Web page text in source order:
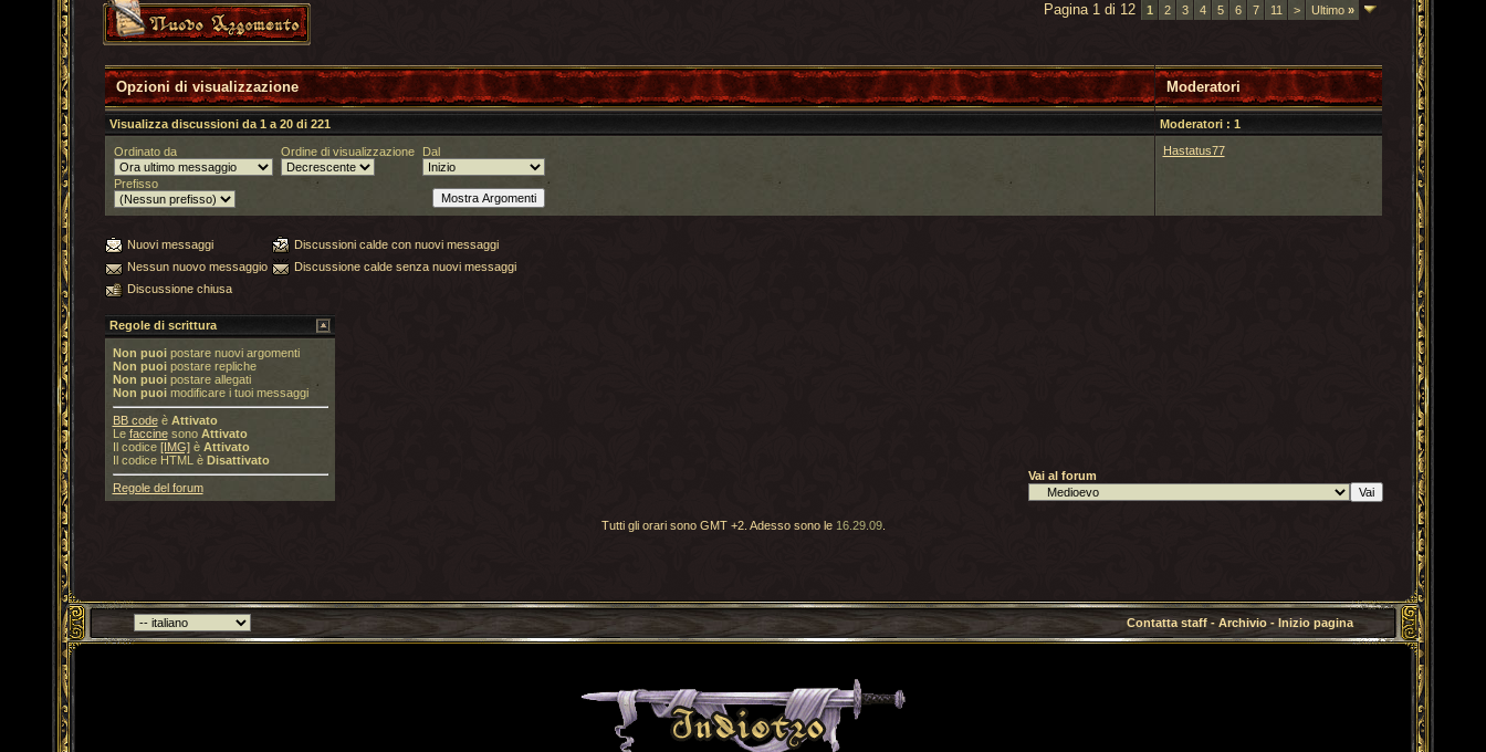
Pagina 1 di 12 1 2 3 4 5 6 7 11 > Ultimo»
Opzioni di visualizzazione Moderatori
Visualizza discussioni da 1 a 20 di 221 Moderatori : 1
Ordinato da Ordine di visualizzazione Dal
Prefisso
Hastatus77
Nuovi messaggi
Discussioni calde con nuovi messaggi
Nessun nuovo messaggio
Discussione calde senza nuovi messaggi
Discussione chiusa
Regole di scrittura
Non puoipostare nuovi argomenti
Non puoipostare repliche
Non puoipostare allegati
Non puoimodificare i tuoi messaggi
BB codeè Attivato
Le faccinesono Attivato
Il codice [IMG]è Attivato
Il codice HTML è Disattivato
Regole del forum
Vai al forum
Tutti gli orari sono GMT +2. Adesso sono le 16.29.09.
Contatta staff- Archivio- Inizio pagina
Torna indietro